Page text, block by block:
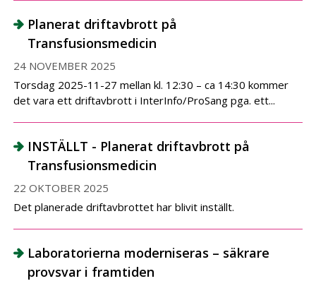
Planerat driftavbrott på
Transfusionsmedicin
24 NOVEMBER 2025
Torsdag 2025-11-27 mellan kl. 12:30 – ca 14:30 kommer
det vara ett driftavbrott i InterInfo/ProSang pga. ett...
INSTÄLLT - Planerat driftavbrott på
Transfusionsmedicin
22 OKTOBER 2025
Det planerade driftavbrottet har blivit inställt.
Laboratorierna moderniseras – säkrare
provsvar i framtiden